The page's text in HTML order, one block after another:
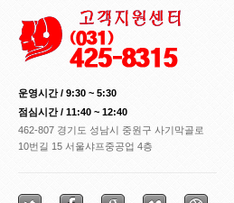
운영시간 / 9:30 ~ 5:30
점심시간 / 11:40 ~ 12:40
462-807 경기도 성남시 중원구 사기막골로
10번길 15 서울샤프중공업 4층